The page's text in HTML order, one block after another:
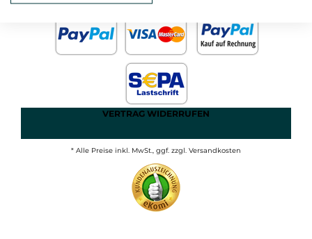
VERTRAG WIDERRUFEN
* Alle Preise inkl. MwSt., ggf. zzgl. Versandkosten